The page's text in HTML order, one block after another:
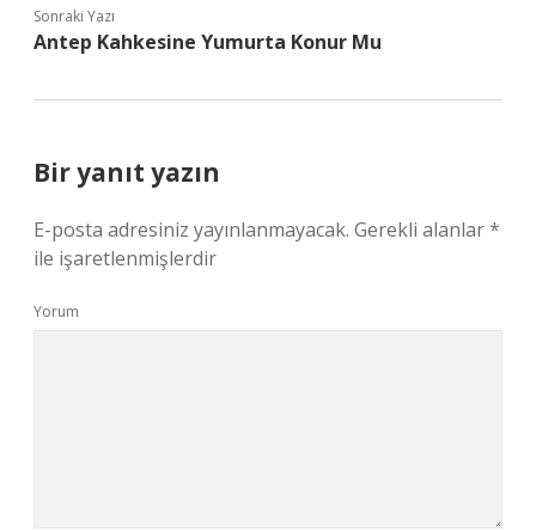
Sonraki Yazı
Antep Kahkesine Yumurta Konur Mu
Bir yanıt yazın
E-posta adresiniz yayınlanmayacak. Gerekli alanlar*
ile işaretlenmişlerdir
Yorum